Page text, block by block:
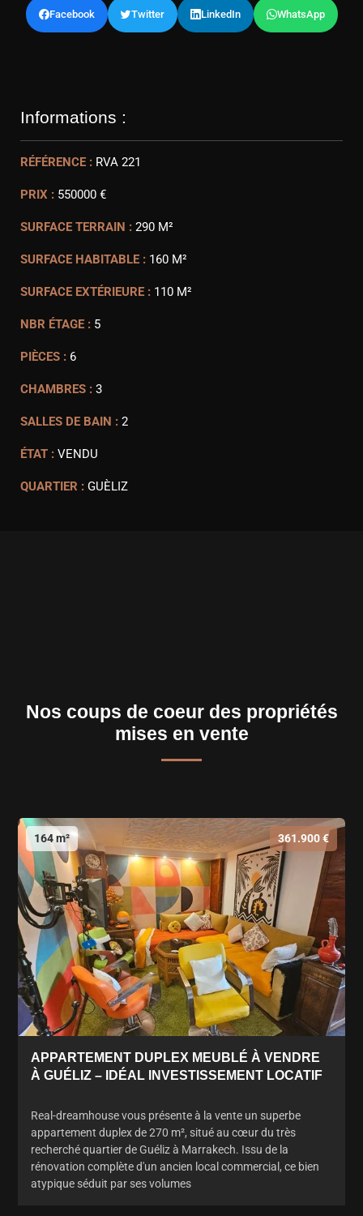
Facebook Twitter LinkedIn WhatsApp
Informations :
RÉFÉRENCE : RVA 221
PRIX : 550000 €
SURFACE TERRAIN : 290 M²
SURFACE HABITABLE : 160 M²
SURFACE EXTÉRIEURE : 110 M²
NBR ÉTAGE : 5
PIÈCES : 6
CHAMBRES : 3
SALLES DE BAIN : 2
ÉTAT : VENDU
QUARTIER : GUÈLIZ
Nos coups de coeur des propriétés
mises en vente
164 m² 361.900 €
APPARTEMENT DUPLEX MEUBLÉ À VENDRE
À GUÉLIZ – IDÉAL INVESTISSEMENT LOCATIF
Real-dreamhouse vous présente à la vente un superbe
appartement duplex de 270 m², situé au cœur du très
recherché quartier de Guéliz à Marrakech. Issu de la
rénovation complète d'un ancien local commercial, ce bien
atypique séduit par ses volumes